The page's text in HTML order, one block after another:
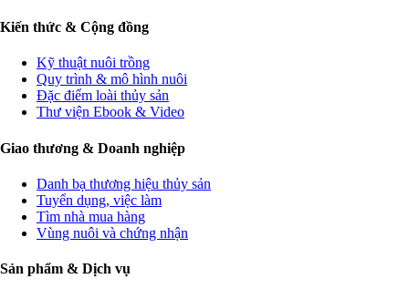
Kiến thức & Cộng đồng
Kỹ thuật nuôi trồng
Quy trình & mô hình nuôi
Đặc điểm loài thủy sản
Thư viện Ebook & Video
Giao thương & Doanh nghiệp
Danh bạ thương hiệu thủy sản
Tuyển dụng, việc làm
Tìm nhà mua hàng
Vùng nuôi và chứng nhận
Sản phẩm & Dịch vụ